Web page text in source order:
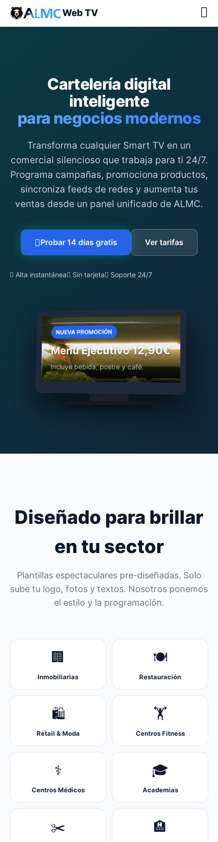
Web TV
Cartelería digital
inteligente
para negocios modernos
Transforma cualquier Smart TV en un
comercial silencioso que trabaja para ti 24/7.
Programa campañas, promociona productos,
sincroniza feeds de redes y aumenta tus
ventas desde un panel unificado de ALMC.
Probar 14 días gratis Ver tarifas
Alta instantánea Sin tarjeta Soporte 24/7
NUEVA PROMOCIÓN
Menú Ejecutivo 12,90€
Incluye bebida, postre y café.
Diseñado para brillar
en tu sector
Plantillas espectaculares pre-diseñadas. Solo
sube tu logo, fotos y textos. Nosotros ponemos
el estilo y la programación.
🏢
Inmobiliarias
🍽️
Restauración
🛍️
Retail & Moda
🏋️
Centros Fitness
⚕️
Centros Médicos
🎓
Academias
✂️ 🏨